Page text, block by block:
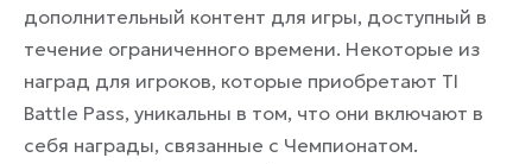
дополнительный контент для игры, доступный в
течение ограниченного времени. Некоторые из
наград для игроков, которые приобретают TI
Battle Pass, уникальны в том, что они включают в
себя награды, связанные с Чемпионатом.